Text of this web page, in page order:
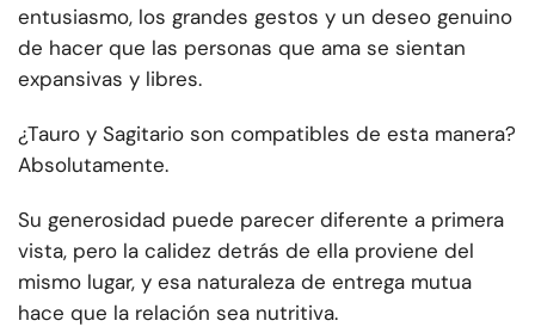
entusiasmo, los grandes gestos y un deseo genuino
de hacer que las personas que ama se sientan
expansivas y libres.
¿Tauro y Sagitario son compatibles de esta manera?
Absolutamente.
Su generosidad puede parecer diferente a primera
vista, pero la calidez detrás de ella proviene del
mismo lugar, y esa naturaleza de entrega mutua
hace que la relación sea nutritiva.